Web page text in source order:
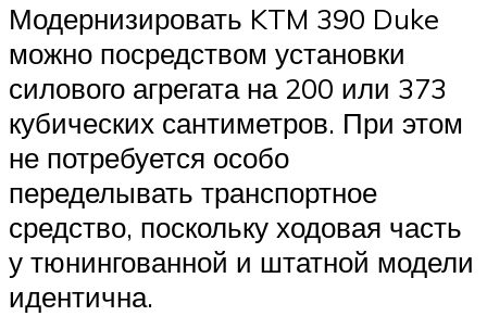
Модернизировать KTM 390 Duke
можно посредством установки
силового агрегата на 200 или 373
кубических сантиметров. При этом
не потребуется особо
переделывать транспортное
средство, поскольку ходовая часть
у тюнингованной и штатной модели
идентична.